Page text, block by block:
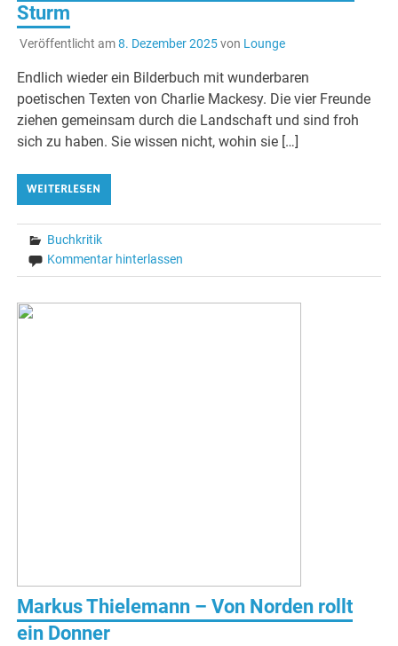
Sturm
Veröffentlicht am8. Dezember 2025von Lounge
Endlich wieder ein Bilderbuch mit wunderbaren
poetischen Texten von Charlie Mackesy. Die vier Freunde
ziehen gemeinsam durch die Landschaft und sind froh
sich zu haben. Sie wissen nicht, wohin sie […]
WEITERLESEN
Buchkritik
Kommentar hinterlassen
Markus Thielemann – Von Norden rollt
ein Donner